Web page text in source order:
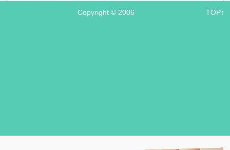
Copyright © 2006 TOP↑